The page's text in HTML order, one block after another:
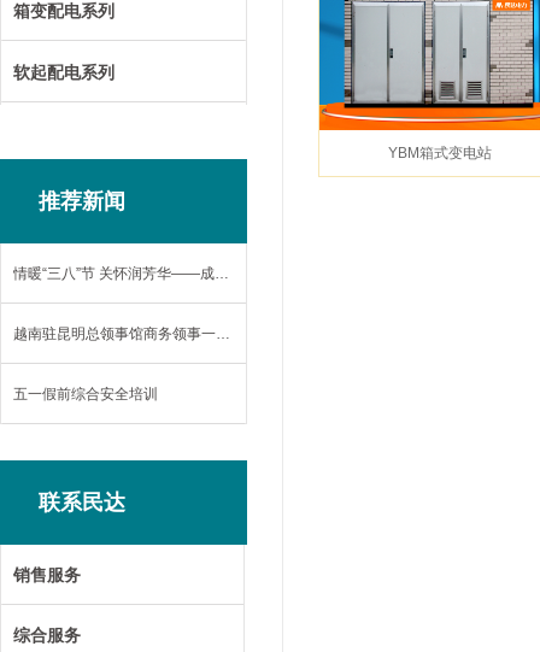
箱变配电系列
软起配电系列
推荐新闻
情暖“三八”节 关怀润芳华——成都民达电力设备有限公司开展妇女节慰问活动
越南驻昆明总领事馆商务领事一行莅临民达参观考察
五一假前综合安全培训
YBM箱式变电站
销售服务
综合服务
联系民达